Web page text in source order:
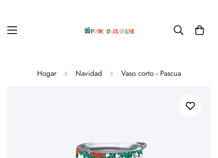
Hogar Navidad Vaso corto - Pascua